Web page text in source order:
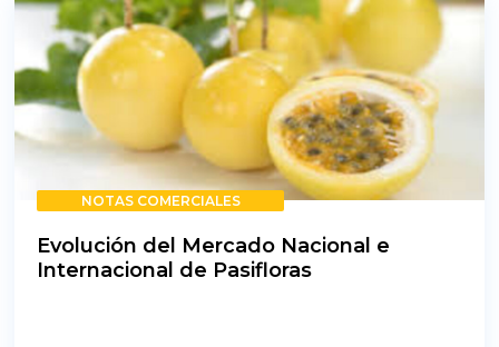
NOTAS COMERCIALES
Evolución del Mercado Nacional e
Internacional de Pasifloras